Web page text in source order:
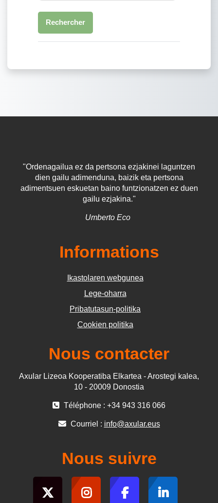
"Ordenagailua ez da pertsona ezjakinei laguntzen
dien gailu adimenduna, baizik eta pertsona
adimentsuen eskuetan baino funtzionatzen ez duen
gailu ezjakina."
Umberto Eco
Informations
Ikastolaren webgunea
Lege-oharra
Pribatutasun-politika
Cookien politika
Nous contacter
Axular Lizeoa Kooperatiba Elkartea - Arostegi kalea,
10 - 20009 Donostia
Téléphone : +34 943 316 066
Courriel : info@axular.eus
Nous suivre